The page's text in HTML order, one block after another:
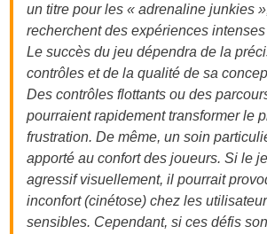
un titre pour les « adrenaline junkies
recherchent des expériences
Le succès du jeu dépendra de la
contrôles et de la qualité de sa
Des contrôles flottants ou des
pourraient rapidement transformer le
frustration. De même, un soin
apporté au confort des joueurs. Si le
agressif visuellement, il pourrait
inconfort (cinétose) chez les
sensibles. Cependant, si ces défis